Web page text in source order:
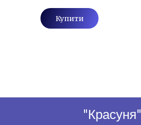
Купити
"Красуня"